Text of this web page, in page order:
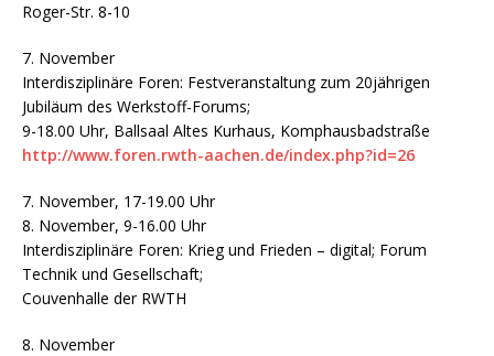
Roger-Str. 8-10
7. November
Interdisziplinäre Foren: Festveranstaltung zum 20jährigen
Jubiläum des Werkstoff-Forums;
9-18.00 Uhr, Ballsaal Altes Kurhaus, Komphausbadstraße
http://www.foren.rwth-aachen.de/index.php?id=26
7. November, 17-19.00 Uhr
8. November, 9-16.00 Uhr
Interdisziplinäre Foren: Krieg und Frieden – digital; Forum
Technik und Gesellschaft;
Couvenhalle der RWTH
8. November